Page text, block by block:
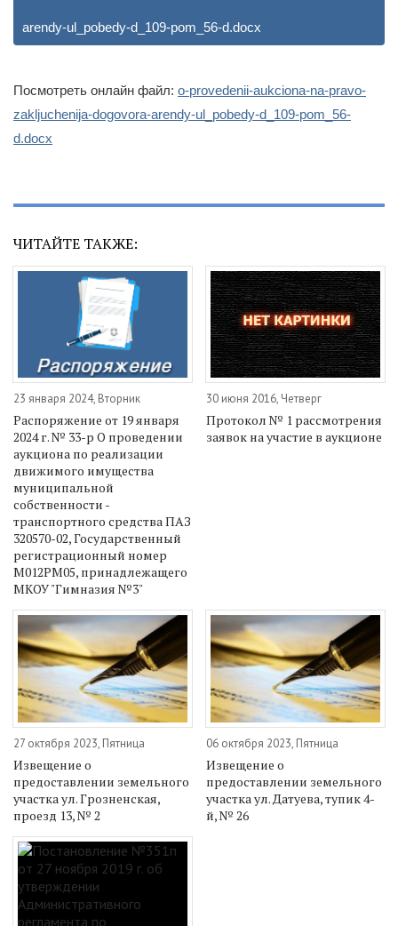
arendy-ul_pobedy-d_109-pom_56-d.docx
Посмотреть онлайн файл: o-provedenii-aukciona-na-pravo-
zakljuchenija-dogovora-arendy-ul_pobedy-d_109-pom_56-
d.docx
ЧИТАЙТЕ ТАКЖЕ:
23 января 2024, Вторник
Распоряжение от 19 января
2024 г. № 33-р О проведении
аукциона по реализации
движимого имущества
муниципальной
собственности -
транспортного средства ПАЗ
320570-02, Государственный
регистрационный номер
М012РМ05, принадлежащего
МКОУ "Гимназия №3"
30 июня 2016, Четверг
Протокол № 1 рассмотрения
заявок на участие в аукционе
27 октября 2023, Пятница
Извещение о
предоставлении земельного
участка ул. Грозненская,
проезд 13, № 2
06 октября 2023, Пятница
Извещение о
предоставлении земельного
участка ул. Датуева, тупик 4-
й, № 26